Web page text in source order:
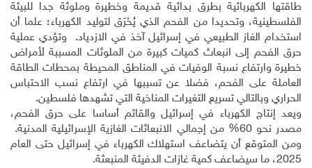
طاقتها الكهربائية بطرق بدائية قديمة وخطيرة وملوثة جدا للبيئة
الفلسطينية، وتحديدا من الفحم الذي يُحْرَق لتوليد الكهرباء؛ علما أن
استخدام الغاز الطبيعي في إسرائيل آخذ في الازدياد. وتؤدي عملية
حرق الفحم إلى انبعاث كميات كبيرة من الملوثات المسببة لأمراض
خطيرة وارتفاع نسبة الوفيات في المناطق المحيطة بمحطات الطاقة
العاملة على الفحم، فضلا عن تسببها في ارتفاع نسب الاحتباس
الحراري وبالتالي تسريع التغيرات المناخية التي تشهدها فلسطين.
ويعد إنتاج الكهرباء في إسرائيل والقائم أساسا على حرق الفحم،
مصدر نحو 60% من إجمالي الانبعاثات الغازية الإسرائيلية المدنية.
ومن المتوقع أن يتضاعف استهلاك الكهرباء في إسرائيل حتى العام
2025، ما سيضاعف كمية غازات الدفيئة المنبعثة.